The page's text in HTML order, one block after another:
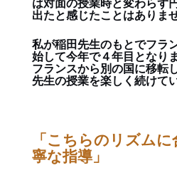
出たと感じたことはありませ
私が稲田先生のもとでフラ
始して今年で４年目となり
フランスから別の国に移転
先生の授業を楽しく続けて
「こちらのリズム
寧な指導」